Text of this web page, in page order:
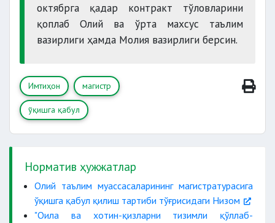
мақола тезислари
6 дона рангли
фотосурат
Тўлов ҳар йили контракт шартларида
оширилади
октябрга қадар контракт тўловларини
қоплаб Олий ва ўрта махсус таълим
вазирлиги ҳамда Молия вазирлиги берсин.
Имтиҳон магистр
ўқишга қабул
Норматив ҳужжатлар
Олий таълим муассасаларининг магистратурасига
ўқишга қабул қилиш тартиби тўғрисидаги Низом
"Оила ва хотин-қизларни тизимли қўллаб-